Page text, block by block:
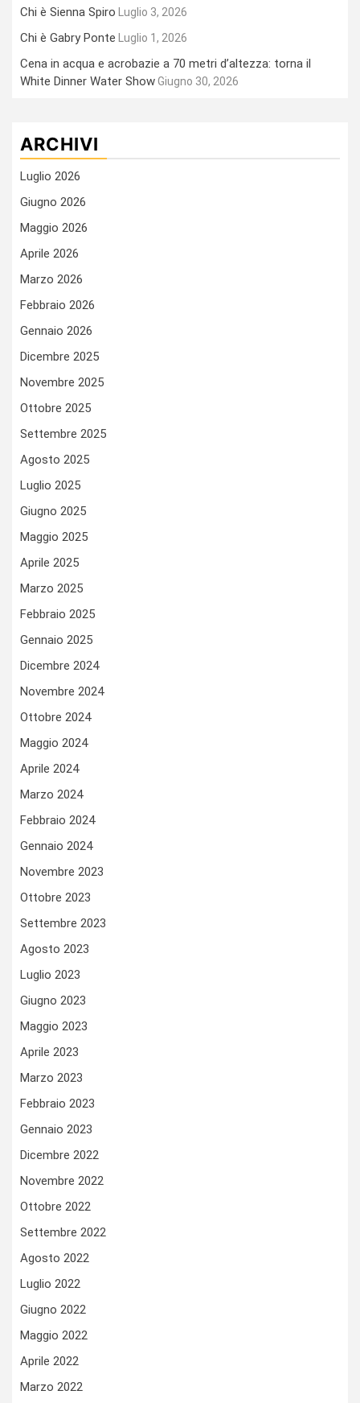
Chi è Sienna Spiro Luglio 3, 2026
Chi è Gabry Ponte Luglio 1, 2026
Cena in acqua e acrobazie a 70 metri d’altezza: torna il
White Dinner Water ShowGiugno 30, 2026
ARCHIVI
Luglio 2026
Giugno 2026
Maggio 2026
Aprile 2026
Marzo 2026
Febbraio 2026
Gennaio 2026
Dicembre 2025
Novembre 2025
Ottobre 2025
Settembre 2025
Agosto 2025
Luglio 2025
Giugno 2025
Maggio 2025
Aprile 2025
Marzo 2025
Febbraio 2025
Gennaio 2025
Dicembre 2024
Novembre 2024
Ottobre 2024
Maggio 2024
Aprile 2024
Marzo 2024
Febbraio 2024
Gennaio 2024
Novembre 2023
Ottobre 2023
Settembre 2023
Agosto 2023
Luglio 2023
Giugno 2023
Maggio 2023
Aprile 2023
Marzo 2023
Febbraio 2023
Gennaio 2023
Dicembre 2022
Novembre 2022
Ottobre 2022
Settembre 2022
Agosto 2022
Luglio 2022
Giugno 2022
Maggio 2022
Aprile 2022
Marzo 2022